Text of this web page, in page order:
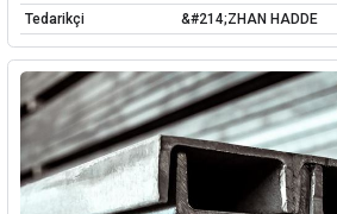
Tedarikçi
&#214;ZHAN HADDE